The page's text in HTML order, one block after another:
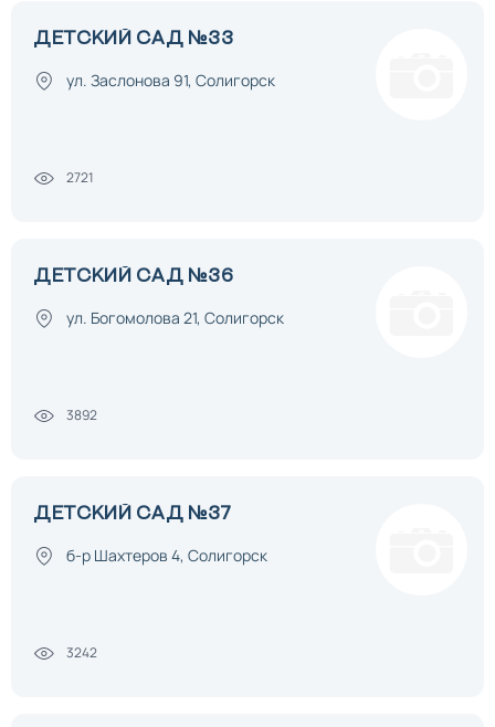
ДЕТСКИЙ САД №33
ул. Заслонова 91, Солигорск
2721
ДЕТСКИЙ САД №36
ул. Богомолова 21, Солигорск
3892
ДЕТСКИЙ САД №37
б-р Шахтеров 4, Солигорск
3242